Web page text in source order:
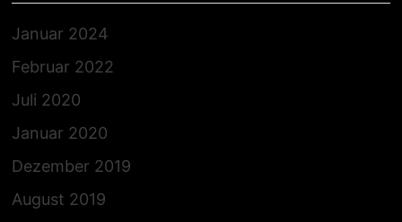
Januar 2024
Februar 2022
Juli 2020
Januar 2020
Dezember 2019
August 2019